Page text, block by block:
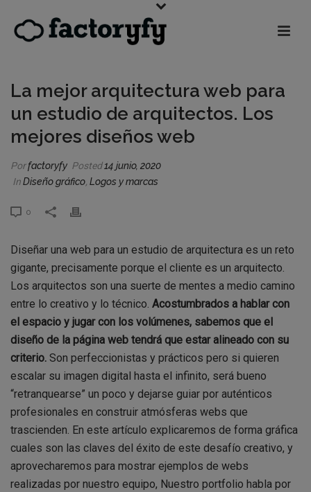
La mejor arquitectura web para
un estudio de arquitectos. Los
mejores diseños web
Porfactoryfy Posted14 junio, 2020
InDiseño gráfico Logos y marcas
0
Diseñar una web para un estudio de arquitectura es un reto
gigante, precisamente porque el cliente es un arquitecto.
Los arquitectos son una suerte de mentes a medio camino
entre lo creativo y lo técnico. Acostumbrados a hablar con
el espacio y jugar con los volúmenes, sabemos que el
diseño de la página web tendrá que estar alineado con su
criterio. Son perfeccionistas y prácticos pero si quieren
escalar su imagen digital hasta el infinito, será bueno
“retranquearse” un poco y dejarse guiar por auténticos
profesionales en construir atmósferas webs que
trascienden. En este artículo explicaremos de forma gráfica
cuales son las claves del éxito de este desafío creativo, y
aprovecharemos para mostrar ejemplos de webs
realizadas por nuestro equipo, Nuestro portfolio habla por